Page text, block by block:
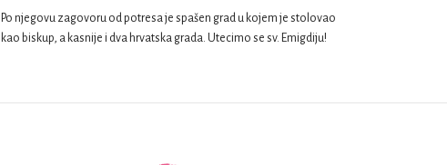
Po njegovu zagovoru od potresa je spašen grad u kojem je stolovao
kao biskup, a kasnije i dva hrvatska grada. Utecimo se sv. Emigdiju!